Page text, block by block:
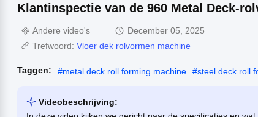
Klantinspectie van de 960 Metal Deck-
Andere video's
December 05, 2025
Trefwoord: Vloer dek rolvormen machine
Taggen: #metal deck roll forming machine #steel deck roll
Videobeschrijving: